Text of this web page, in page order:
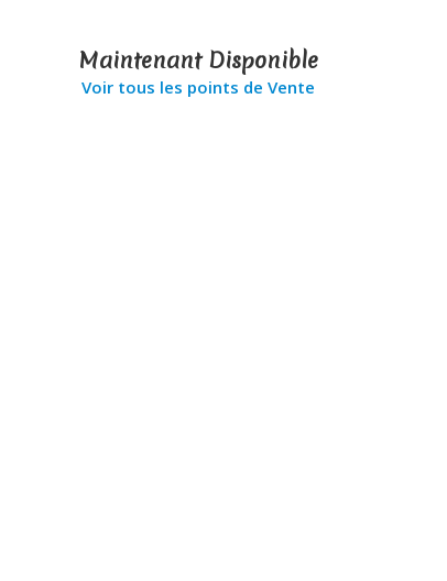
Maintenant Disponible
Voir tous les points de Vente